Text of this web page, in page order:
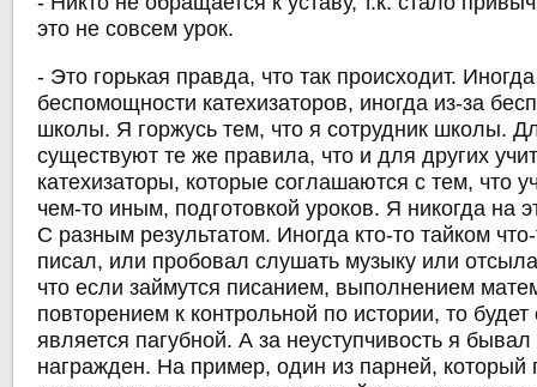
это не совсем урок.
- Это горькая правда, что так происходит.
беспомощности катехизаторов, иногда из-за
школы. Я горжусь тем, что я сотрудник школы.
существуют те же правила, что и для других
катехизаторы, которые соглашаются с тем, что
чем-то иным, подготовкой уроков. Я никогда на
С разным результатом. Иногда кто-то тайком
писал, или пробовал слушать музыку или
что если займутся писанием, выполнением
повторением к контрольной по истории, то будет
является пагубной. А за неуступчивость я
награжден. На пример, один из парней,